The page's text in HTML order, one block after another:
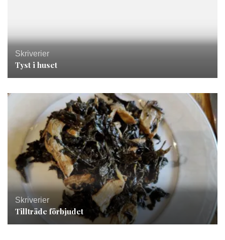
Skriverier
Tyst i huset
Skriverier
Tillträde förbjudet